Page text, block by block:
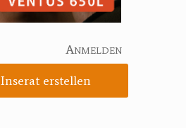
Anmelden
Inserat erstellen